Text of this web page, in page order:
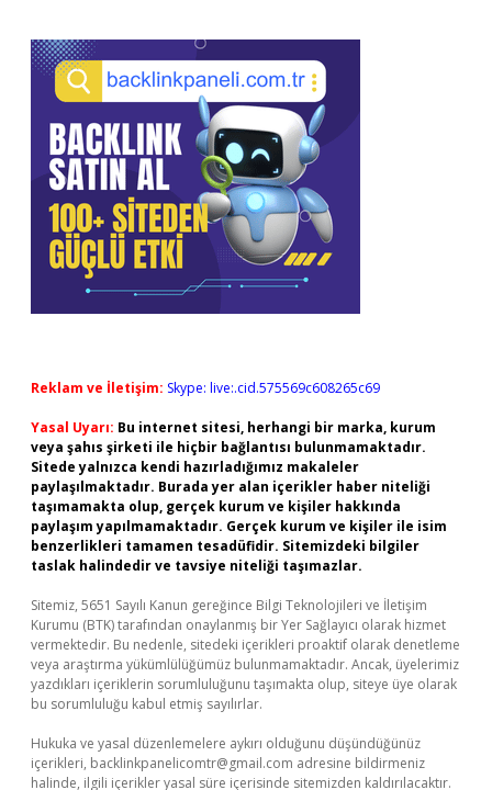
Reklam ve İletişim: Skype: live:.cid.575569c608265c69
Yasal Uyarı: Bu internet sitesi, herhangi bir marka, kurum
veya şahıs şirketi ile hiçbir bağlantısı bulunmamaktadır.
Sitede yalnızca kendi hazırladığımız makaleler
paylaşılmaktadır. Burada yer alan içerikler haber niteliği
taşımamakta olup, gerçek kurum ve kişiler hakkında
paylaşım yapılmamaktadır. Gerçek kurum ve kişiler ile isim
benzerlikleri tamamen tesadüfidir. Sitemizdeki bilgiler
taslak halindedir ve tavsiye niteliği taşımazlar.
Sitemiz, 5651 Sayılı Kanun gereğince Bilgi Teknolojileri ve İletişim
Kurumu (BTK) tarafından onaylanmış bir Yer Sağlayıcı olarak hizmet
vermektedir. Bu nedenle, sitedeki içerikleri proaktif olarak denetleme
veya araştırma yükümlülüğümüz bulunmamaktadır. Ancak, üyelerimiz
yazdıkları içeriklerin sorumluluğunu taşımakta olup, siteye üye olarak
bu sorumluluğu kabul etmiş sayılırlar.
Hukuka ve yasal düzenlemelere aykırı olduğunu düşündüğünüz
içerikleri, backlinkpanelicomtr@gmail.com adresine bildirmeniz
halinde, ilgili içerikler yasal süre içerisinde sitemizden kaldırılacaktır.